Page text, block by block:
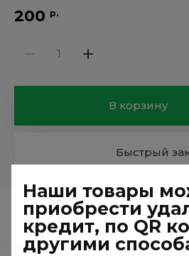
Partner
200 р.
В корзину
Быстрый
Наши товары
приобрести
кредит, по QR
другими